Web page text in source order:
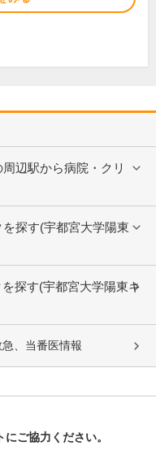
辺駅から病院・クリ
探す(宇都宮大学陽東
探す(宇都宮大学陽東キ
、当番医情報
ご協力ください。